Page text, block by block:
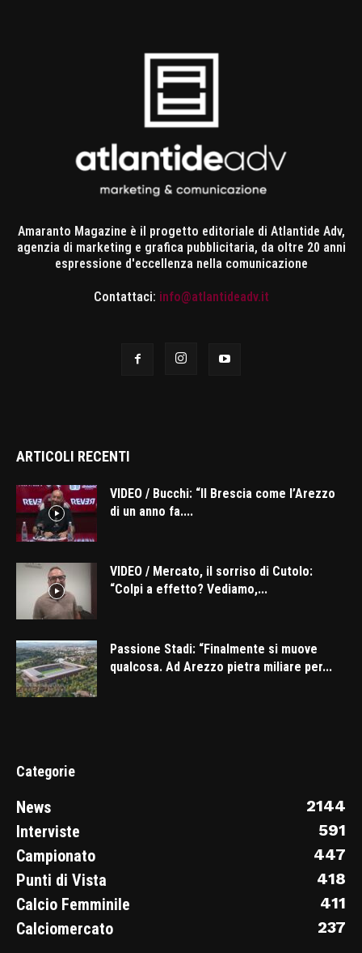
Amaranto Magazine è il progetto editoriale di Atlantide Adv,
agenzia di marketing e grafica pubblicitaria, da oltre 20 anni
espressione d'eccellenza nella comunicazione
Contattaci: info@atlantideadv.it
ARTICOLI RECENTI
VIDEO / Bucchi: “Il Brescia come l’Arezzo
di un anno fa....
VIDEO / Mercato, il sorriso di Cutolo:
“Colpi a effetto? Vediamo,...
Passione Stadi: “Finalmente si muove
qualcosa. Ad Arezzo pietra miliare per...
Categorie
News
2144
Interviste
591
Campionato
447
Punti di Vista
418
Calcio Femminile
411
Calciomercato
237